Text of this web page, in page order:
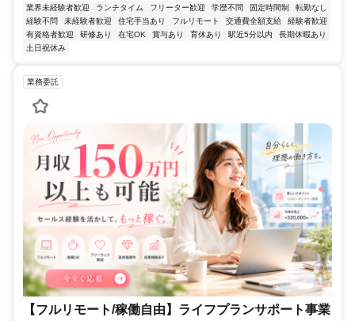
業界未経験者歓迎 ランチタイム フリーター歓迎 学歴不問 固定時間制
転勤なし
経験不問
未経験者歓迎 住宅手当あり フルリモート 交通費全額支給
経験者歓迎
有資格者歓迎
研修あり 在宅OK 賞与あり 育休あり 駅近5分以内
長期休暇あり
土日祝休み
業務委託
【フルリモート/稼働自由】ライフプランサポート事業